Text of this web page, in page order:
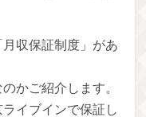
収保証制度」があ
かご紹介します。
イブインで保証し